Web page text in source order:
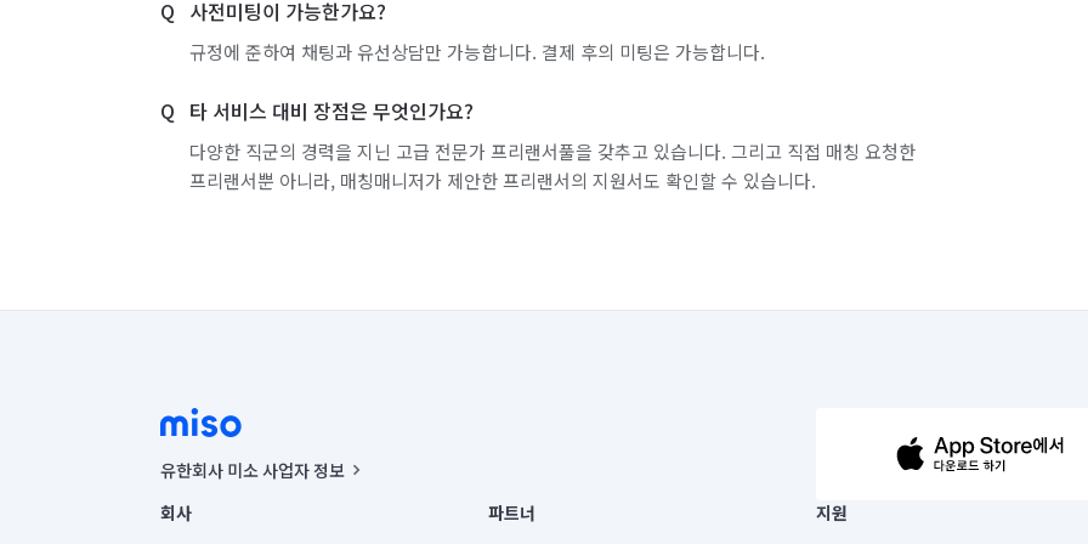
사전미팅이 가능한가요?
규정에 준하여 채팅과 유선상담만 가능합니다. 결제 후의 미팅은 가능합니다.
타 서비스 대비 장점은 무엇인가요?
다양한 직군의 경력을 지닌 고급 전문가 프리랜서풀을 갖추고 있습니다. 그리고 직접 매칭 요청한
프리랜서뿐 아니라, 매칭매니저가 제안한 프리랜서의 지원서도 확인할 수 있습니다.
유한회사 미소 사업자 정보
사업자등록번호 : 291-87-00271 | 인허가번호 : 2016-3220163-14-5-00019 |
통신판매신고번호 : 2024-서울종로-1400(공정거래위원회 정보) |
회사
파트너
지원